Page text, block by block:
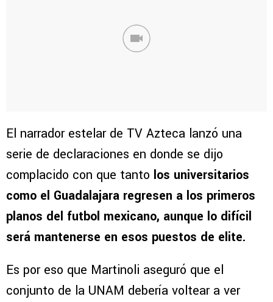
El narrador estelar de TV Azteca lanzó una
serie de declaraciones en donde se dijo
complacido con que tanto los universitarios
como el Guadalajara regresen a los primeros
planos del futbol mexicano, aunque lo difícil
será mantenerse en esos puestos de elite.
Es por eso que Martinoli aseguró que el
conjunto de la UNAM debería voltear a ver